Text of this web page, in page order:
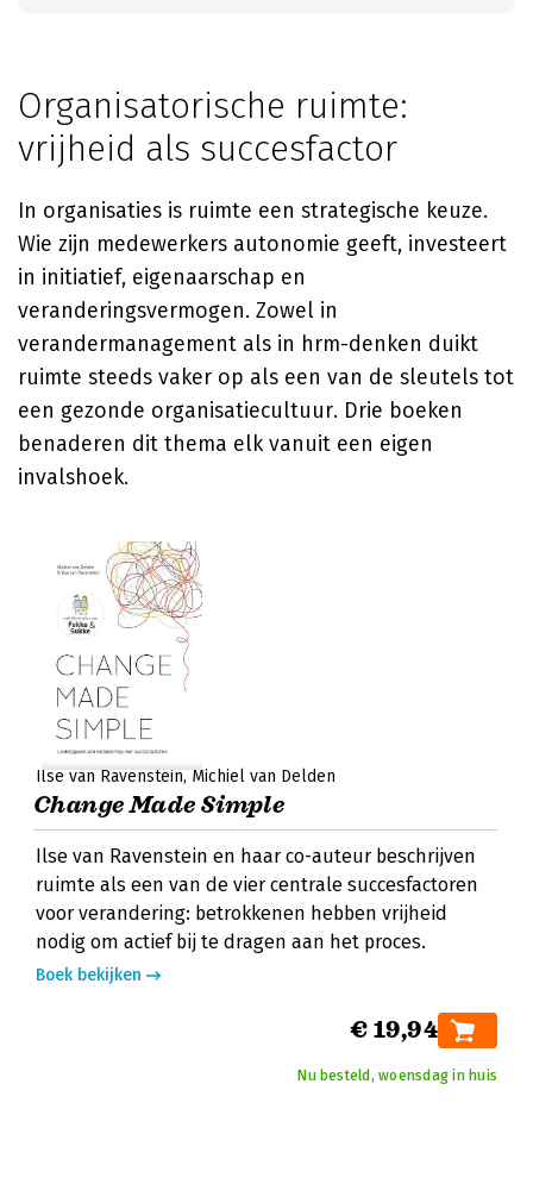
Organisatorische ruimte:
vrijheid als succesfactor
In organisaties is ruimte een strategische keuze.
Wie zijn medewerkers autonomie geeft, investeert
in initiatief, eigenaarschap en
veranderingsvermogen. Zowel in
verandermanagement als in hrm-denken duikt
ruimte steeds vaker op als een van de sleutels tot
een gezonde organisatiecultuur. Drie boeken
benaderen dit thema elk vanuit een eigen
invalshoek.
Ilse van Ravenstein Michiel van Delden
Change Made Simple
Ilse van Ravenstein en haar co-auteur beschrijven
ruimte als een van de vier centrale succesfactoren
voor verandering: betrokkenen hebben vrijheid
nodig om actief bij te dragen aan het proces.
Boek bekijken
€ 19,94
Nu besteld, woensdag in huis